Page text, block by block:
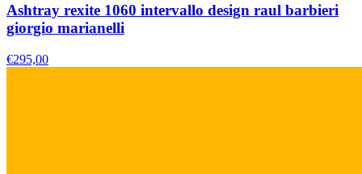
Ashtray rexite 1060 intervallo design raul barbieri
giorgio marianelli
€295,00